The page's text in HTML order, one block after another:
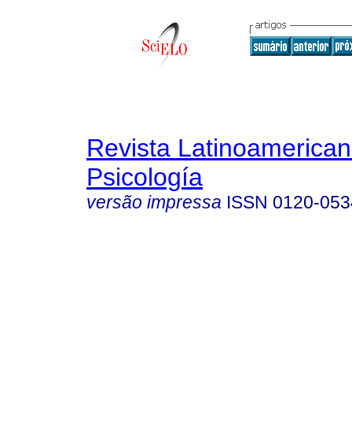
Revista
Psicología
versão impressa ISSN 0120-